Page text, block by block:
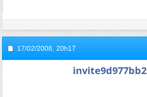
17/02/2008, 20h17
invite9d977bb2